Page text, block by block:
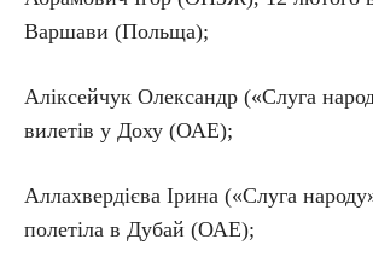
Варшави (Польща);
Аліксейчук Олександр («Слуга
вилетів у Доху (ОАЕ);
Аллахвердієва Ірина («Слуга
полетіла в Дубай (ОАЕ);